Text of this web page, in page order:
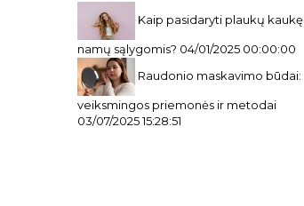
Kaip pasidaryti plaukų kaukę
namų sąlygomis? 04/01/2025 00:00:00
Raudonio maskavimo būdai:
veiksmingos priemonės ir metodai
03/07/2025 15:28:51